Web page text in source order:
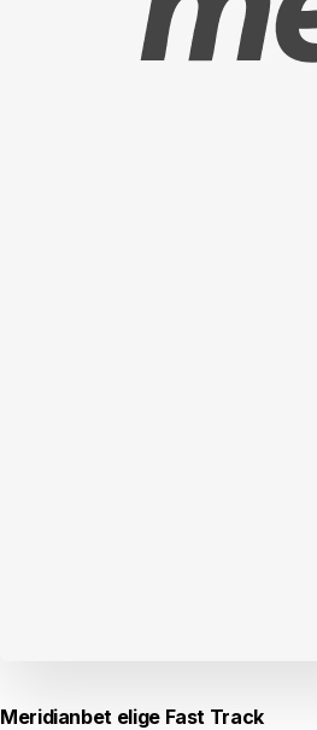
Meridianbet elige Fast Track